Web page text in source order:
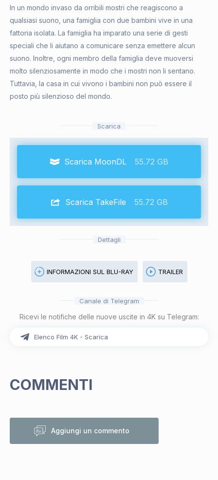
In un mondo invaso da orribili mostri che reagiscono a
qualsiasi suono, una famiglia con due bambini vive in una
fattoria isolata. La famiglia ha imparato una serie di gesti
speciali che li aiutano a comunicare senza emettere alcun
suono. Inoltre, ogni membro della famiglia deve muoversi
molto silenziosamente in modo che i mostri non li sentano.
Tuttavia, la casa in cui vivono i bambini non può essere il
posto più silenzioso del mondo.
Scarica
Scarica MoonDL 55.72 GB
Scarica TakeFile 55.72 GB
Dettagli
INFORMAZIONI SUL BLU-RAY TRAILER
Canale di Telegram
Ricevi le notifiche delle nuove uscite in 4K su Telegram:
Elenco Film 4K - Scarica
COMMENTI
Aggiungi un commento